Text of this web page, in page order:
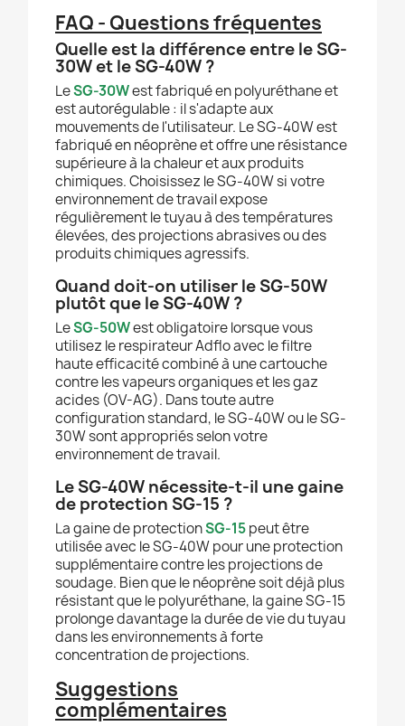
FAQ - Questions fréquentes
Quelle est la différence entre le SG-
30W et le SG-40W ?
LeSG-30West fabriqué en polyuréthane et
est autorégulable : il s'adapte aux
mouvements de l'utilisateur. Le SG-40W est
fabriqué en néoprène et offre une résistance
supérieure à la chaleur et aux produits
chimiques. Choisissez le SG-40W si votre
environnement de travail expose
régulièrement le tuyau à des températures
élevées, des projections abrasives ou des
produits chimiques agressifs.
Quand doit-on utiliser le SG-50W
plutôt que le SG-40W ?
LeSG-50West obligatoire lorsque vous
utilisez le respirateur Adflo avec le filtre
haute efficacité combiné à une cartouche
contre les vapeurs organiques et les gaz
acides (OV-AG). Dans toute autre
configuration standard, le SG-40W ou le SG-
30W sont appropriés selon votre
environnement de travail.
Le SG-40W nécessite-t-il une gaine
de protection SG-15 ?
La gaine de protectionSG-15peut être
utilisée avec le SG-40W pour une protection
supplémentaire contre les projections de
soudage. Bien que le néoprène soit déjà plus
résistant que le polyuréthane, la gaine SG-15
prolonge davantage la durée de vie du tuyau
dans les environnements à forte
concentration de projections.
Suggestions
complémentaires